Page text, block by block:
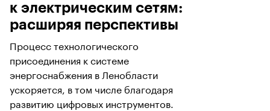
к электрическим сетям:
расширяя перспективы
Процесс технологического
присоединения к системе
энергоснабжения в Ленобласти
ускоряется, в том числе благодаря
развитию цифровых инструментов.